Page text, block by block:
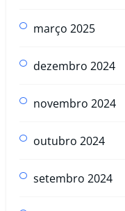
março 2025
dezembro 2024
novembro 2024
outubro 2024
setembro 2024